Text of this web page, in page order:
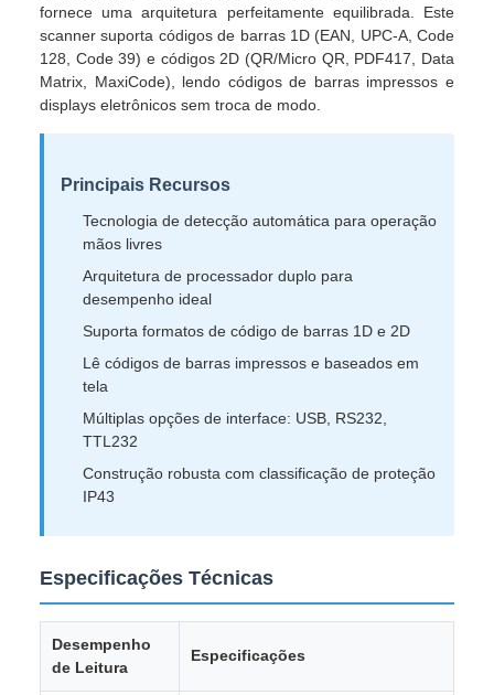
fornece uma arquitetura perfeitamente equilibrada. Este
scanner suporta códigos de barras 1D (EAN, UPC-A, Code
128, Code 39) e códigos 2D (QR/Micro QR, PDF417, Data
Matrix, MaxiCode), lendo códigos de barras impressos e
displays eletrônicos sem troca de modo.
Principais Recursos
Tecnologia de detecção automática para operação
mãos livres
Arquitetura de processador duplo para
desempenho ideal
Suporta formatos de código de barras 1D e 2D
Lê códigos de barras impressos e baseados em
tela
Múltiplas opções de interface: USB, RS232,
TTL232
Construção robusta com classificação de proteção
IP43
Especificações Técnicas
Desempenho
de Leitura
Especificações